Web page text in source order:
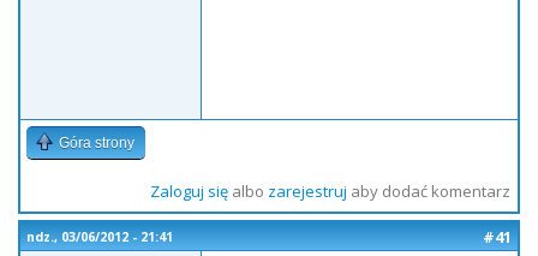
Góra strony
Zaloguj sięalbo zarejestruj aby dodać komentarz
ndz., 03/06/2012 - 21:41
#41